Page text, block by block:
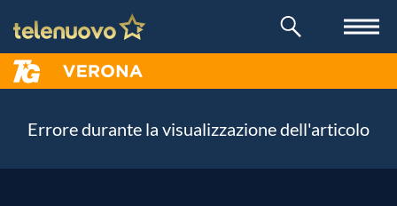
Errore durante la visualizzazione dell'articolo